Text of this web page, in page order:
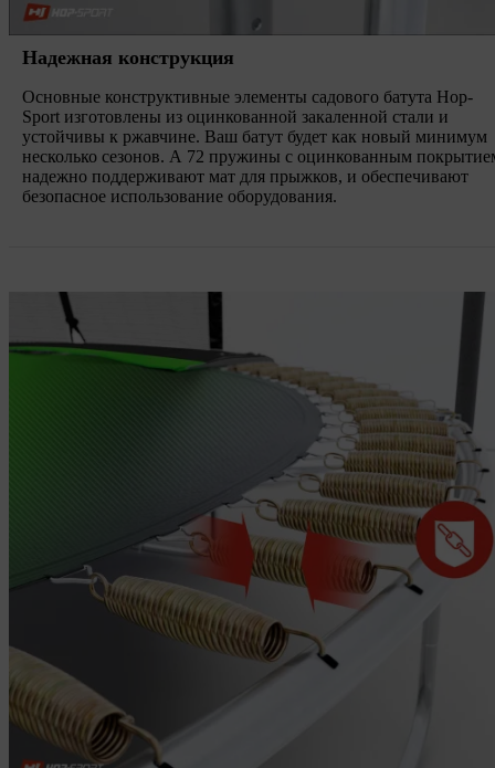
Надежная конструкция
Основные конструктивные элементы садового батута Hop-
Sport изготовлены из оцинкованной закаленной стали и
устойчивы к ржавчине. Ваш батут будет как новый минимум
несколько сезонов. А 72 пружины с оцинкованным
надежно поддерживают мат для прыжков, и обеспечивают
безопасное использование оборудования.